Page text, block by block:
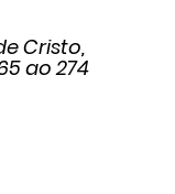
Cristo,
ao 274